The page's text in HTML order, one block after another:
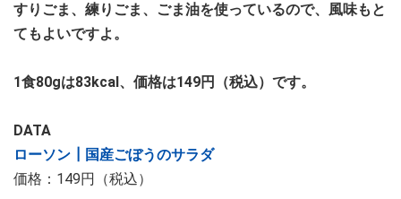
すりごま、練りごま、ごま油を使っているので、風味もと
てもよいですよ。
1食80gは83kcal、価格は149円（税込）です。
DATA
ローソン┃国産ごぼうのサラダ
価格：149円（税込）